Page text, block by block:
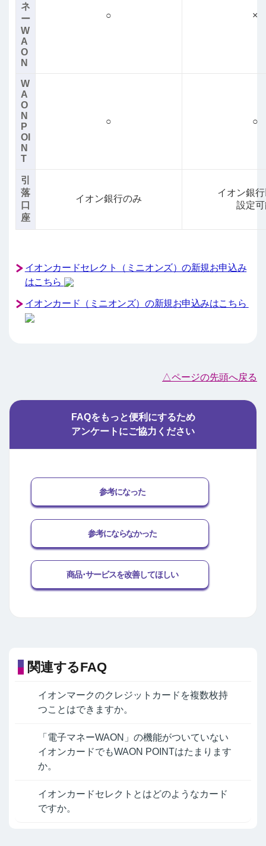
ネ
ー
W
A
O
N
○ ×
W
A
O
N
P
OI
N
T
○ ○
引
落
口
座
イオン銀行のみ
イオン銀
設定
イオンカードセレクト（ミニオンズ）の新規お申込み
はこちら
イオンカード（ミニオンズ）の新規お申込みはこちら
△ページの先頭へ戻る
FAQをもっと便利にするため
アンケートにご協力ください
参考になった
参考にならなかった
商品･サービスを改善してほしい
関連するFAQ
イオンマークのクレジットカードを複数枚持
つことはできますか。
「電子マネーWAON」の機能がついていない
イオンカードでもWAON POINTはたまります
か。
イオンカードセレクトとはどのようなカード
ですか。